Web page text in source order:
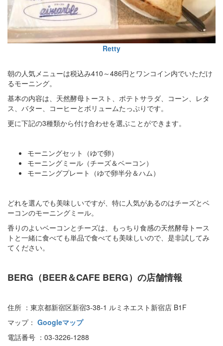
Retty
朝の人気メニューは税込み410～486円とワンコイン内でいただけ
るモーニング。
基本の内容は、天然酵母トースト、ポテトサラダ、コーン、レタ
ス、バター、コーヒーとボリュームたっぷりです。
更に下記の3種類から付け合わせを選ぶことができます。
モーニングセット（ゆで卵）
モーニングミール（チーズ＆ベーコン）
モーニングプレート（ゆで卵半分＆ハム）
どれを選んでも美味しいですが、特に人気があるのはチーズとベ
ーコンのモーニングミール。
香りのよいベーコンとチーズは、もっちり食感の天然酵母トース
トと一緒に食べても単品で食べても美味しいので、是非試してみ
てください。
BERG（BEER＆CAFE BERG）の店舗情報
住所 ：東京都新宿区新宿3-38-1 ルミネエスト新宿店 B1F
マップ： Googleマップ
電話番号 ：03-3226-1288